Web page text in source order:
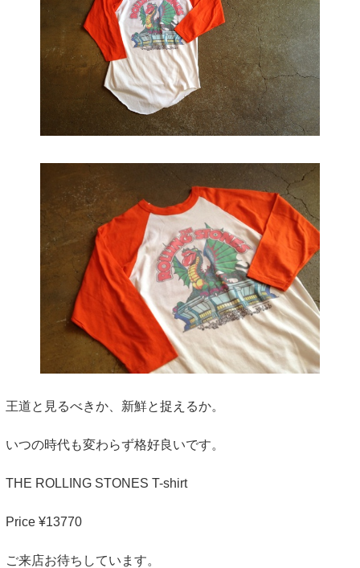
王道と見るべきか、新鮮と捉えるか。
いつの時代も変わらず格好良いです。
THE ROLLING STONES T-shirt
Price ¥13770
ご来店お待ちしています。